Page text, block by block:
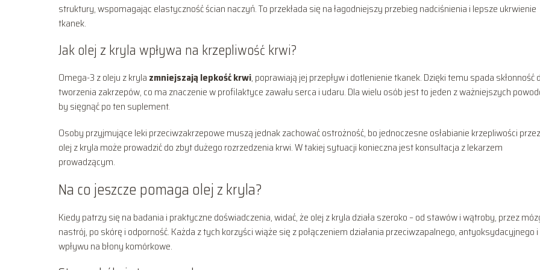
struktury, wspomagając elastyczność ścian naczyń. To przekłada się na łagodniejszy przebieg nadciśnienia i lepsze ukrwienie
tkanek.
Jak olej z kryla wpływa na krzepliwość krwi?
Omega-3 z oleju z kryla zmniejszają lepkość krwi, poprawiają jej przepływ i dotlenienie tkanek. Dzięki temu spada skłonność
tworzenia zakrzepów, co ma znaczenie w profilaktyce zawału serca i udaru. Dla wielu osób jest to jeden z ważniejszych
by sięgnąć po ten suplement.
Osoby przyjmujące leki przeciwzakrzepowe muszą jednak zachować ostrożność, bo jednoczesne osłabianie krzepliwości
olej z kryla może prowadzić do zbyt dużego rozrzedzenia krwi. W takiej sytuacji konieczna jest konsultacja z lekarzem
prowadzącym.
Na co jeszcze pomaga olej z kryla?
Kiedy patrzy się na badania i praktyczne doświadczenia, widać, że olej z kryla działa szeroko – od stawów i wątroby, przez
nastrój, po skórę i odporność. Każda z tych korzyści wiąże się z połączeniem działania przeciwzapalnego, antyoksydacyjnego i
wpływu na błony komórkowe.